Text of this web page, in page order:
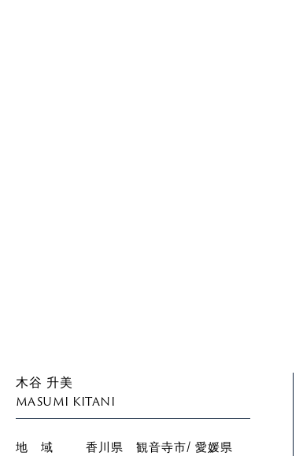
木谷 升美
MASUMI KITANI
地 域
香川県 観音寺市/ 愛媛県